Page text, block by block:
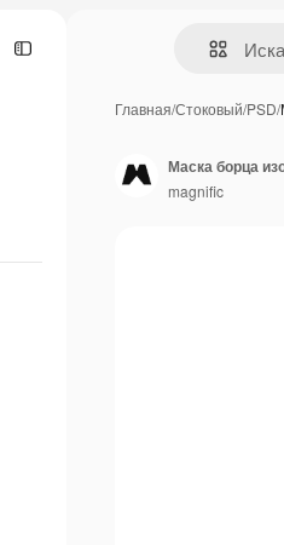
Главная/Стоковый/PSD/
Маска борца
magnific